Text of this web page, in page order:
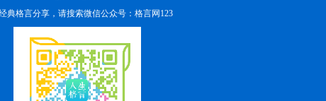
典格言分享，请搜索微信公众号：格言网123